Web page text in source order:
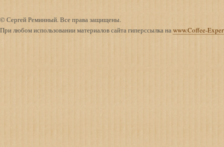
© Сергей Реминный. Все права защищены.
При любом использовании материалов сайта гиперссылка на www.Coffee-